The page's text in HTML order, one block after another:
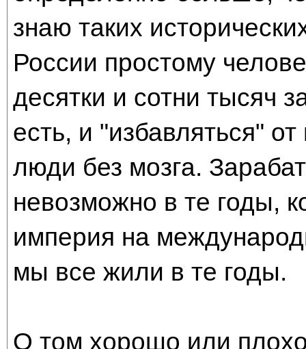
знаю таких
России простому
десятки и сотни тысяч
есть, и "избавляться"
люди без мозга.
невозможно в те годы,
империя на
мы все жили в те годы.
О том хорошо или